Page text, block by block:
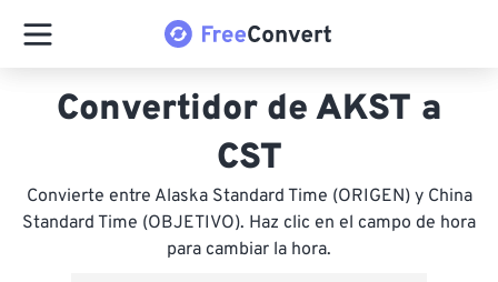
Convertidor de AKST a
CST
Convierte entre Alaska Standard Time (ORIGEN) y China
Standard Time (OBJETIVO). Haz clic en el campo de hora
para cambiar la hora.